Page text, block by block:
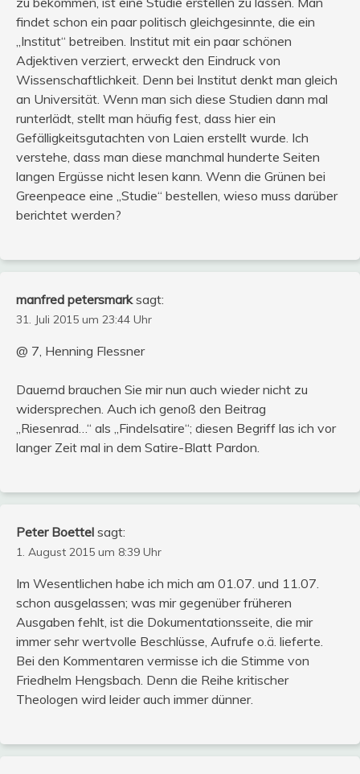
findet schon ein paar politisch gleichgesinnte, die ein
„Institut“ betreiben. Institut mit ein paar schönen
Adjektiven verziert, erweckt den Eindruck von
Wissenschaftlichkeit. Denn bei Institut denkt man gleich
an Universität. Wenn man sich diese Studien dann mal
runterlädt, stellt man häufig fest, dass hier ein
Gefälligkeitsgutachten von Laien erstellt wurde. Ich
verstehe, dass man diese manchmal hunderte Seiten
langen Ergüsse nicht lesen kann. Wenn die Grünen bei
Greenpeace eine „Studie“ bestellen, wieso muss darüber
berichtet werden?
manfred petersmark sagt:
31. Juli 2015 um 23:44 Uhr
@ 7, Henning Flessner
Dauernd brauchen Sie mir nun auch wieder nicht zu
widersprechen. Auch ich genoß den Beitrag
„Riesenrad…“ als „Findelsatire“; diesen Begriff las ich vor
langer Zeit mal in dem Satire-Blatt Pardon.
Peter Boettel sagt:
1. August 2015 um 8:39 Uhr
Im Wesentlichen habe ich mich am 01.07. und 11.07.
schon ausgelassen; was mir gegenüber früheren
Ausgaben fehlt, ist die Dokumentationsseite, die mir
immer sehr wertvolle Beschlüsse, Aufrufe o.ä. lieferte.
Bei den Kommentaren vermisse ich die Stimme von
Friedhelm Hengsbach. Denn die Reihe kritischer
Theologen wird leider auch immer dünner.